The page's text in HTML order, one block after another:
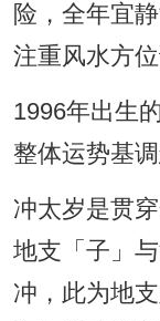
险，全年宜
注重风水方
1996年出生
整体运势基
冲太岁是贯
地支「子」
冲，此为地